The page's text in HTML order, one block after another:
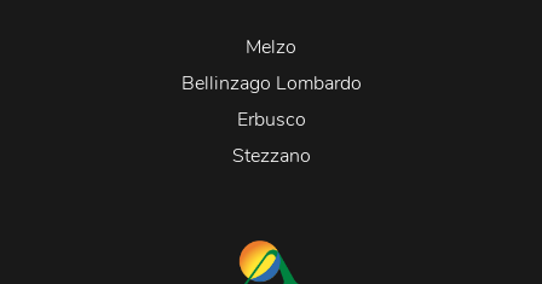
Melzo
Bellinzago Lombardo
Erbusco
Stezzano